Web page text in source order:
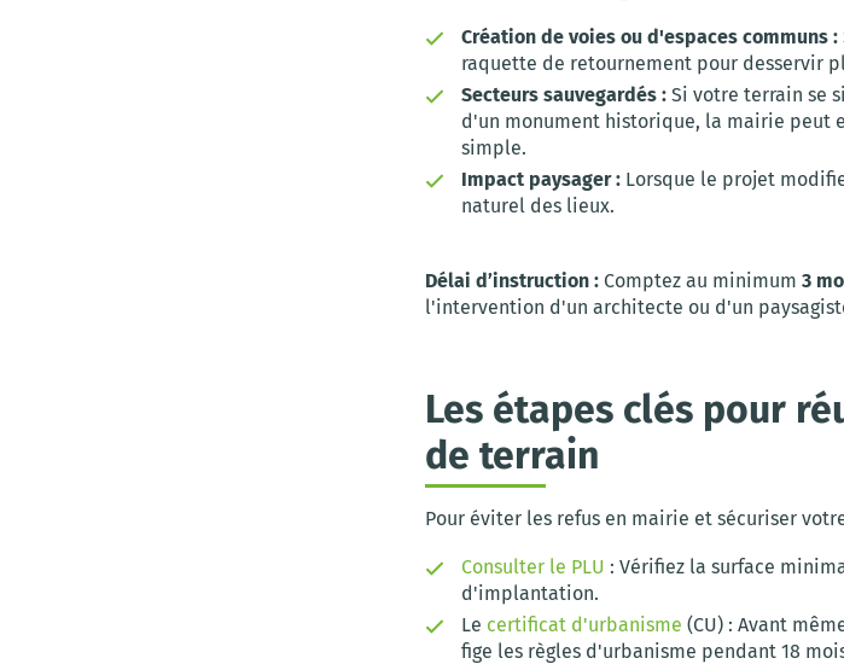
Création de voies ou d'espaces communs :
raquette de retournement pour desservir
Secteurs sauvegardés : Si votre terrain se
d'un monument historique, la mairie peut
simple.
Impact paysager : Lorsque le projet
naturel des lieux.
Délai d’instruction : Comptez au minimum 3
l'intervention d'un architecte ou d'un
Les étapes clés pour
de terrain
Pour éviter les refus en mairie et sécuriser
Consulter le PLU : Vérifiez la surface
d'implantation.
Le certificat d'urbanisme (CU) : Avant
fige les règles d'urbanisme pendant 18